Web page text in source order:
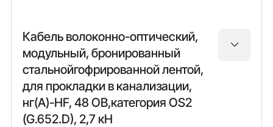
Кабель волоконно-оптический,
модульный, бронированный
стальнойгофрированной лентой,
для прокладки в канализации,
нг(А)-HF, 48 ОВ,категория OS2
(G.652.D), 2,7 кН